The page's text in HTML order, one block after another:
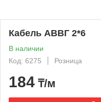
Кабель АВВГ 2*6
В наличии
Код: 6275
Розница
184 ₸/м